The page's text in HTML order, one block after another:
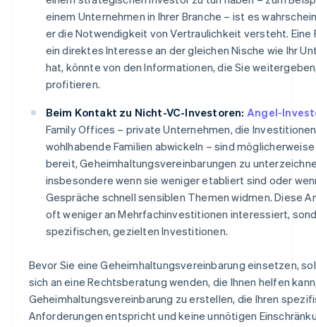
einem Unternehmen in Ihrer Branche – ist es
er die Notwendigkeit von Vertraulichkeit versteht. Eine
ein direktes Interesse an der gleichen Nische wie Ihr
hat, könnte von den Informationen, die Sie
profitieren.
Beim Kontakt zu Nicht-VC-Investoren: Angel-
Family Offices – private Unternehmen, die
wohlhabende Familien abwickeln – sind
bereit, Geheimhaltungsvereinbarungen zu
insbesondere wenn sie weniger etabliert sind oder
Gespräche schnell sensiblen Themen widmen. Diese
oft weniger an Mehrfachinvestitionen interessiert,
spezifischen, gezielten Investitionen.
Bevor Sie eine Geheimhaltungsvereinbarung einsetzen,
sich an eine Rechtsberatung wenden, die Ihnen helfen
Geheimhaltungsvereinbarung zu erstellen, die Ihren
Anforderungen entspricht und keine unnötigen